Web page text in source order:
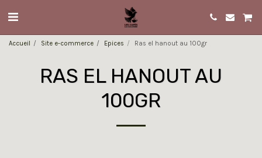
Accueil Site e-commerce Epices Ras el hanout au 100gr
RAS EL HANOUT AU
100GR